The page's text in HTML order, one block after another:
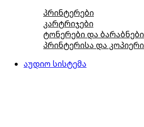
პრინტერები
კარტრიჯები
ტონერები და ბარაბნები
პრინტერისა და
აუდიო სისტემა